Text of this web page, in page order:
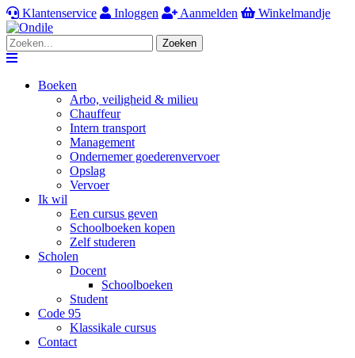
Klantenservice Inloggen Aanmelden Winkelmandje
Zoeken
Navigation
Boeken
Arbo, veiligheid & milieu
Chauffeur
Intern transport
Management
Ondernemer goederenvervoer
Opslag
Vervoer
Ik wil
Een cursus geven
Schoolboeken kopen
Zelf studeren
Scholen
Docent
Schoolboeken
Student
Code 95
Klassikale cursus
Contact